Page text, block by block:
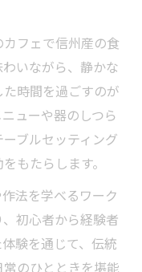
フェで信州産の食
いながら、静かな
時間を過ごすのが
ューや器のしつら
ブルセッティング
もたらします。
法を学べるワーク
初心者から経験者
験を通じて、伝統
のひとときを堪能